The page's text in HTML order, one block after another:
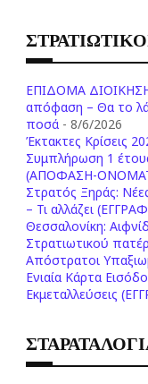
ΕΠΙΔΟΜΑ
απόφαση – Θα το
ποσά - 8/6/2026
Έκτακτες Κρίσεις
Συμπλήρωση 1
(ΑΠΟΦΑΣΗ-
Στρατός Ξηράς:
– Τι αλλάζει
Θεσσαλονίκη:
Στρατιωτικού
Απόστρατοι
Ενιαία Κάρτα
Εκμεταλλεύσεις